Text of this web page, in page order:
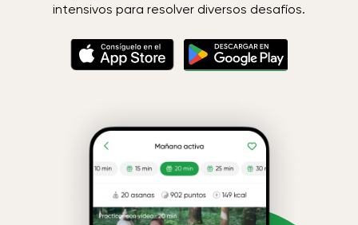
intensivos para resolver diversos desafíos.